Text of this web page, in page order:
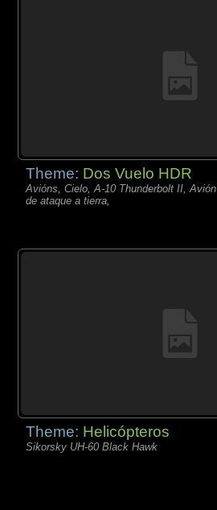
Theme: Dos Vuelo HDR
Avións, Cielo, A-10 Thunderbolt II, Avión
de ataque a tierra,
Theme: Helicópteros
Sikorsky UH-60 Black Hawk